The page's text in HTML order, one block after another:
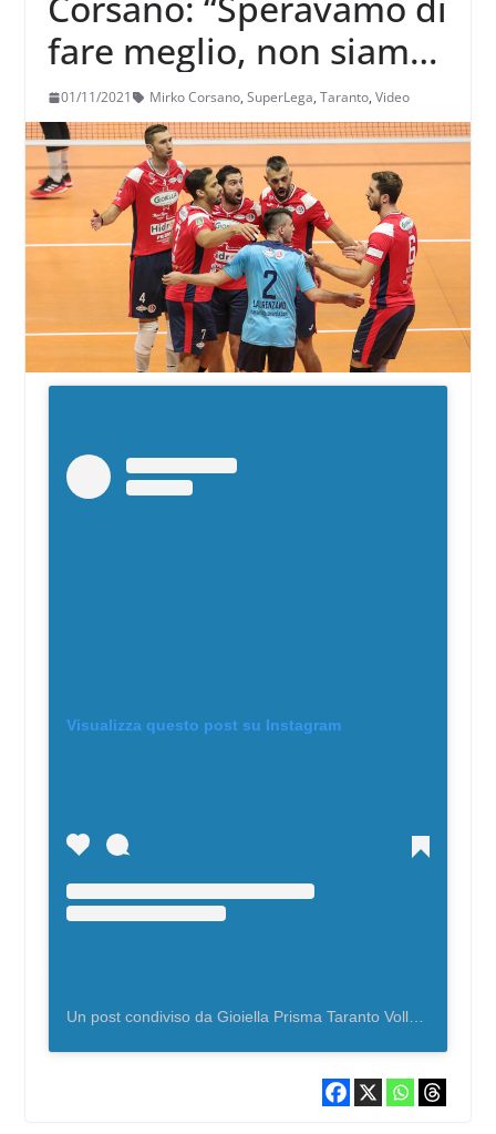
fare meglio, non siamo
stati in grado di reggere
il loro livello di gioco”
01/11/2021 Mirko Corsano, SuperLega, Taranto, Video
Visualizza questo post su Instagram
Un post condiviso da Gioiella Prisma Taranto Volley (@prismatarantovolley_official)